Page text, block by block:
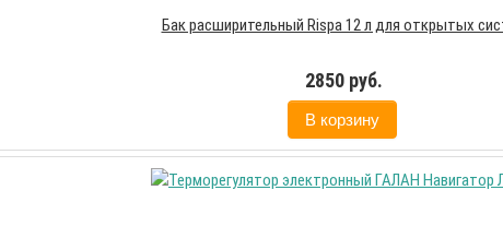
Бак расширительный Rispa 12 л для открытых
2850 руб.
В корзину